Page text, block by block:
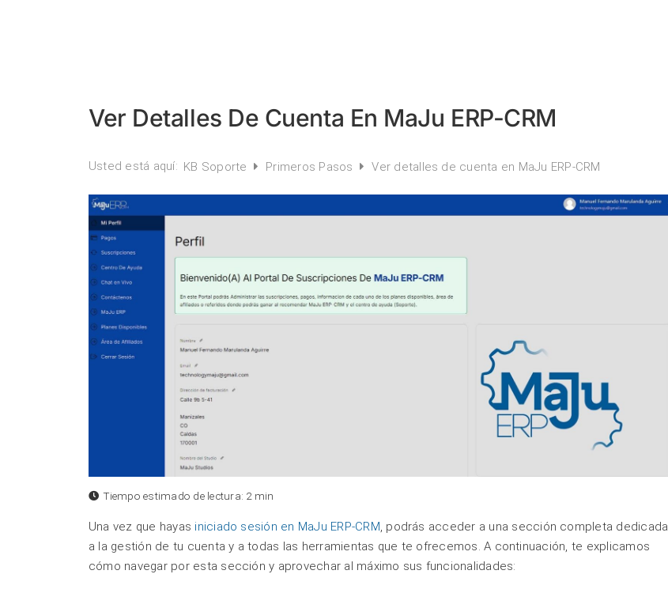
Ver Detalles De Cuenta En MaJu ERP-CRM
Usted está aquí: KB Soporte Primeros Pasos Ver detalles de cuenta en MaJu ERP-CRM
Tiempo estimado de lectura: 2 min
Una vez que hayas iniciado sesión en MaJu ERP-CRM, podrás acceder a una sección completa dedicada
a la gestión de tu cuenta y a todas las herramientas que te ofrecemos. A continuación, te explicamos
cómo navegar por esta sección y aprovechar al máximo sus funcionalidades: